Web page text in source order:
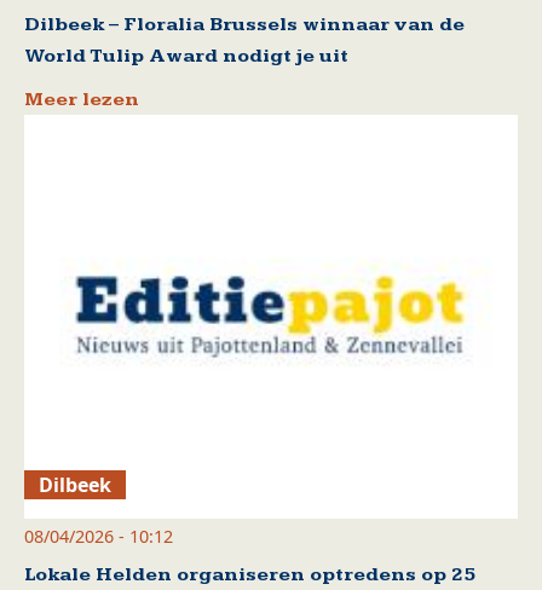
Dilbeek – Floralia Brussels winnaar van de
World Tulip Award nodigt je uit
Meer lezen
Dilbeek
08/04/2026 - 10:12
Lokale Helden organiseren optredens op 25